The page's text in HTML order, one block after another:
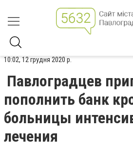
10:02, 12 грудня 2020 р.
Павлоградцев
пополнить банк
больницы
лечения